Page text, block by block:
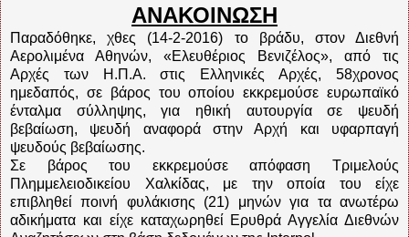
ΑΝΑΚΟΙΝΩΣΗ
Παραδόθηκε, χθες (14-2-2016) το βράδυ, στον Διεθνή
Αερολιμένα Αθηνών, «Ελευθέριος Βενιζέλος», από τις
Αρχές των Η.Π.Α. στις Ελληνικές Αρχές, 58χρονος
ημεδαπός, σε βάρος του οποίου εκκρεμούσε ευρωπαϊκό
ένταλμα σύλληψης, για ηθική αυτουργία σε ψευδή
βεβαίωση, ψευδή αναφορά στην Αρχή και υφαρπαγή
ψευδούς βεβαίωσης.
Σε βάρος του εκκρεμούσε απόφαση Τριμελούς
Πλημμελειοδικείου Χαλκίδας, με την οποία του είχε
επιβληθεί ποινή φυλάκισης (21) μηνών για τα ανωτέρω
αδικήματα και είχε καταχωρηθεί Ερυθρά Αγγελία Διεθνών